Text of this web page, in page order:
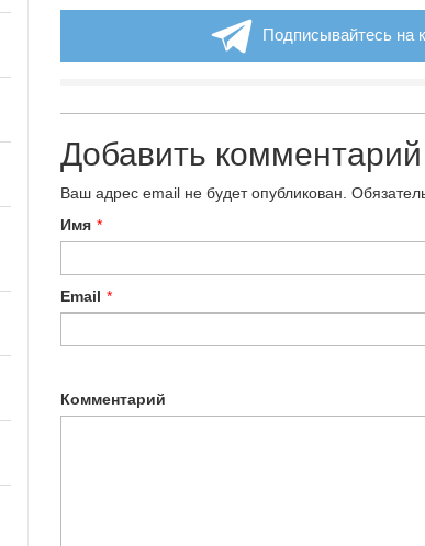
Подписывайтесь на
Добавить комментарий
Ваш адрес email не будет опубликован.
Имя *
Email *
Комментарий